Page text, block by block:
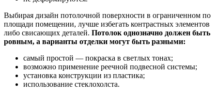
Выбирая дизайн потолочной поверхности в ограниченном по
площади помещении, лучше избегать контрастных элементов
либо свисающих деталей. Потолок однозначно должен быть
ровным, а варианты отделки могут быть разными:
самый простой — покраска в светлых тонах;
возможно применение реечной подвесной системы;
установка конструкции из пластика;
использование стеклохолста.